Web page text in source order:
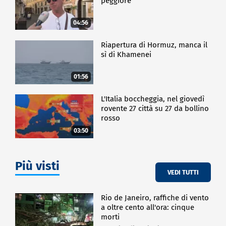
faremo" dice una studentessa,
"Nel cuore della notte hanno chiuso la struttura con
una sola firma. Lo abbiamo scoperto di notte, alcuni
al mattino, altri mentre studiano per gli esami finali.
Stanno attaccandi gli accademici, gli studenti, tutti",
continua, assicurando che continueranno la protesta.
ESTERI
04:56
01:56
Riapertura di Hormuz, manca il
sì di Khamenei
03:50
L'Italia boccheggia, nel giovedì
rovente 27 città su 27 da bollino
rosso
Più visti VEDI TUTTI
Rio de Janeiro, raffiche di vento
a oltre cento all'ora: cinque
morti